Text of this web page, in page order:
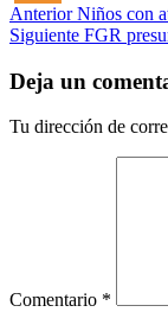
Post
navigation
AnteriorNiños con
Siguiente FGR
Deja un
Tu dirección de
Comentario *